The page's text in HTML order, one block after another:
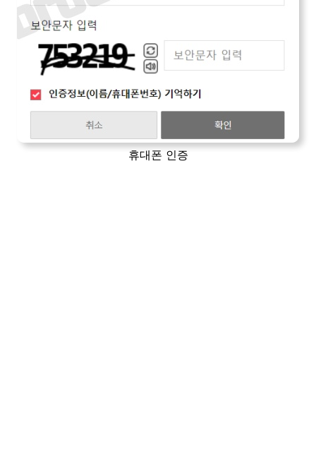
휴대폰 인증